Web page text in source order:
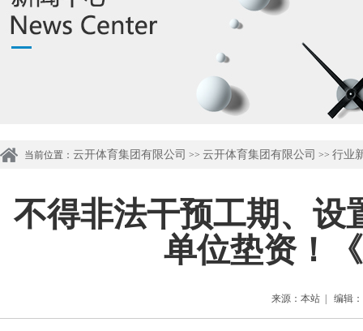
当前位置： 云开体育集团有限公司 >> 云开体育集团有限公司 >> 行业
不得非法干预工期、设
单位垫资！
来源：本站 | 编辑